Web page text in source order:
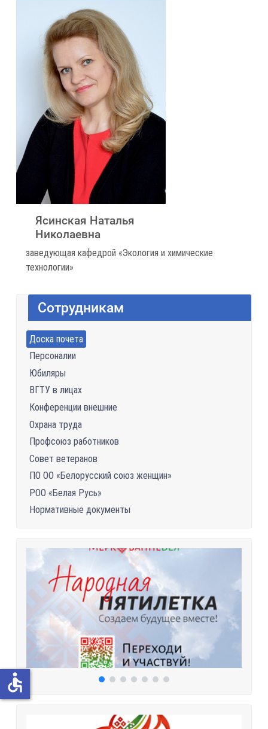
Ясинская Наталья
Николаевна
заведующая кафедрой «Экология и химические
технологии»
Сотрудникам
Доска почета
Персоналии
Юбиляры
ВГТУ в лицах
Конференции внешние
Охрана труда
Профсоюз работников
Совет ветеранов
ПО ОО «Белорусский союз женщин»
РОО «Белая Русь»
Нормативные документы
accessible